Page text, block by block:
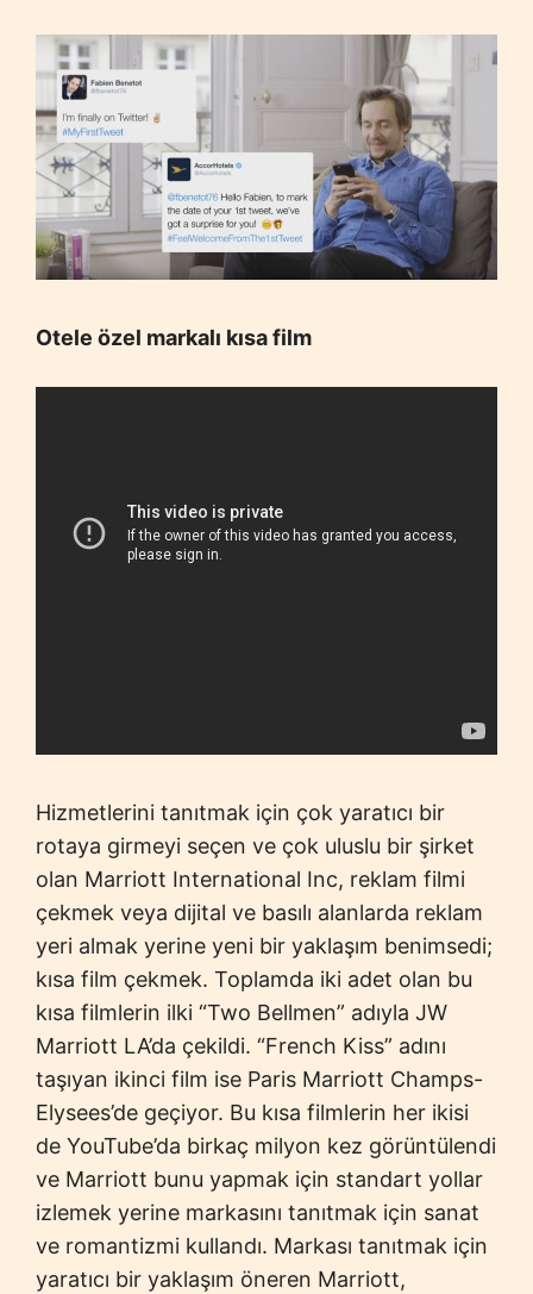
Otele özel markalı kısa film
Hizmetlerini tanıtmak için çok yaratıcı bir
rotaya girmeyi seçen ve çok uluslu bir şirket
olan Marriott International Inc, reklam filmi
çekmek veya dijital ve basılı alanlarda reklam
yeri almak yerine yeni bir yaklaşım benimsedi;
kısa film çekmek. Toplamda iki adet olan bu
kısa filmlerin ilki “Two Bellmen” adıyla JW
Marriott LA’da çekildi. “French Kiss” adını
taşıyan ikinci film ise Paris Marriott Champs-
Elysees’de geçiyor. Bu kısa filmlerin her ikisi
de YouTube’da birkaç milyon kez görüntülendi
ve Marriott bunu yapmak için standart yollar
izlemek yerine markasını tanıtmak için sanat
ve romantizmi kullandı. Markası tanıtmak için
yaratıcı bir yaklaşım öneren Marriott,